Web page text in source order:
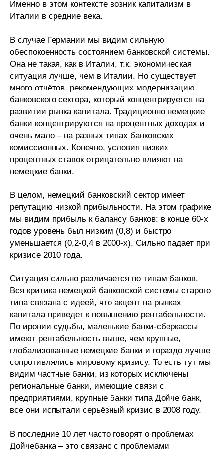
Материалы
Контакты
Именно в этом контексте возник капитализм в
Италии в средние века.
В случае Германии мы видим сильную
обеспокоенность состоянием банковской системы.
Она не такая, как в Италии, т.к. экономическая
ситуация лучше, чем в Италии. Но существует
много отчётов, рекомендующих модернизацию
банковского сектора, который концентрируется на
развитии рынка капитала. Традиционно немецкие
банки концентрируются на процентных доходах и
очень мало – на разных типах банковских
комиссионных. Конечно, условия низких
процентных ставок отрицательно влияют на
немецкие банки.
В целом, немецкий банковский сектор имеет
репутацию низкой прибыльности. На этом графике
мы видим прибыль к балансу банков: в конце 60-х
годов уровень был низким (0,8) и быстро
уменьшается (0,2-0,4 в 2000-х). Сильно падает при
кризисе 2010 года.
Ситуация сильно различается по типам банков.
Вся критика немецкой банковской системы старого
типа связана с идеей, что акцент на рынках
капитала приведет к повышению рентабельности.
По иронии судьбы, маленькие банки-сберкассы
имеют рентабельность выше, чем крупные,
глобализованные немецкие банки и гораздо лучше
сопротивлялись мировому кризису. То есть тут мы
видим частные банки, из которых исключены
региональные банки, имеющие связи с
предприятиями, крупные банки типа Дойче банк,
все они испытали серьёзный кризис в 2008 году.
В последние 10 лет часто говорят о проблемах
Дойчебанка – это связано с проблемами